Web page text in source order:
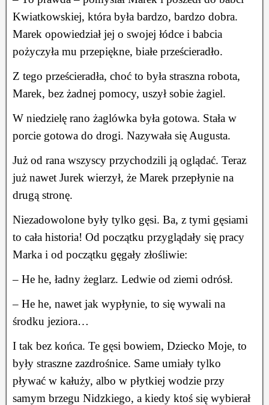
Kwiatkowskiej, która była bardzo, bardzo dobra.
Marek opowiedział jej o swojej łódce i babcia
pożyczyła mu przepiękne, białe prześcieradło.
Z tego prześcieradła, choć to była straszna robota,
Marek, bez żadnej pomocy, uszył sobie żagiel.
W niedzielę rano żaglówka była gotowa. Stała w
porcie gotowa do drogi. Nazywała się Augusta.
Już od rana wszyscy przychodzili ją oglądać. Teraz
już nawet Jurek wierzył, że Marek przepłynie na
drugą stronę.
Niezadowolone były tylko gęsi. Ba, z tymi gęsiami
to cała historia! Od początku przyglądały się pracy
Marka i od początku gęgały złośliwie:
– He he, ładny żeglarz. Ledwie od ziemi odrósł.
– He he, nawet jak wypłynie, to się wywali na
środku jeziora…
I tak bez końca. Te gęsi bowiem, Dziecko Moje, to
były straszne zazdrośnice. Same umiały tylko
pływać w kałuży, albo w płytkiej wodzie przy
samym brzegu Nidzkiego, a kiedy ktoś się wybierał